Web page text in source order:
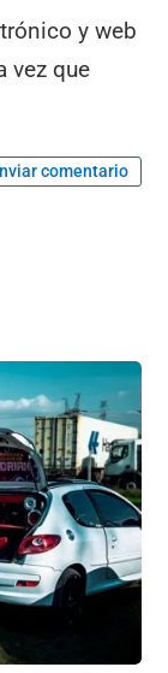
y web
vez que
comentario